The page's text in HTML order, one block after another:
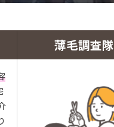
薄毛調査